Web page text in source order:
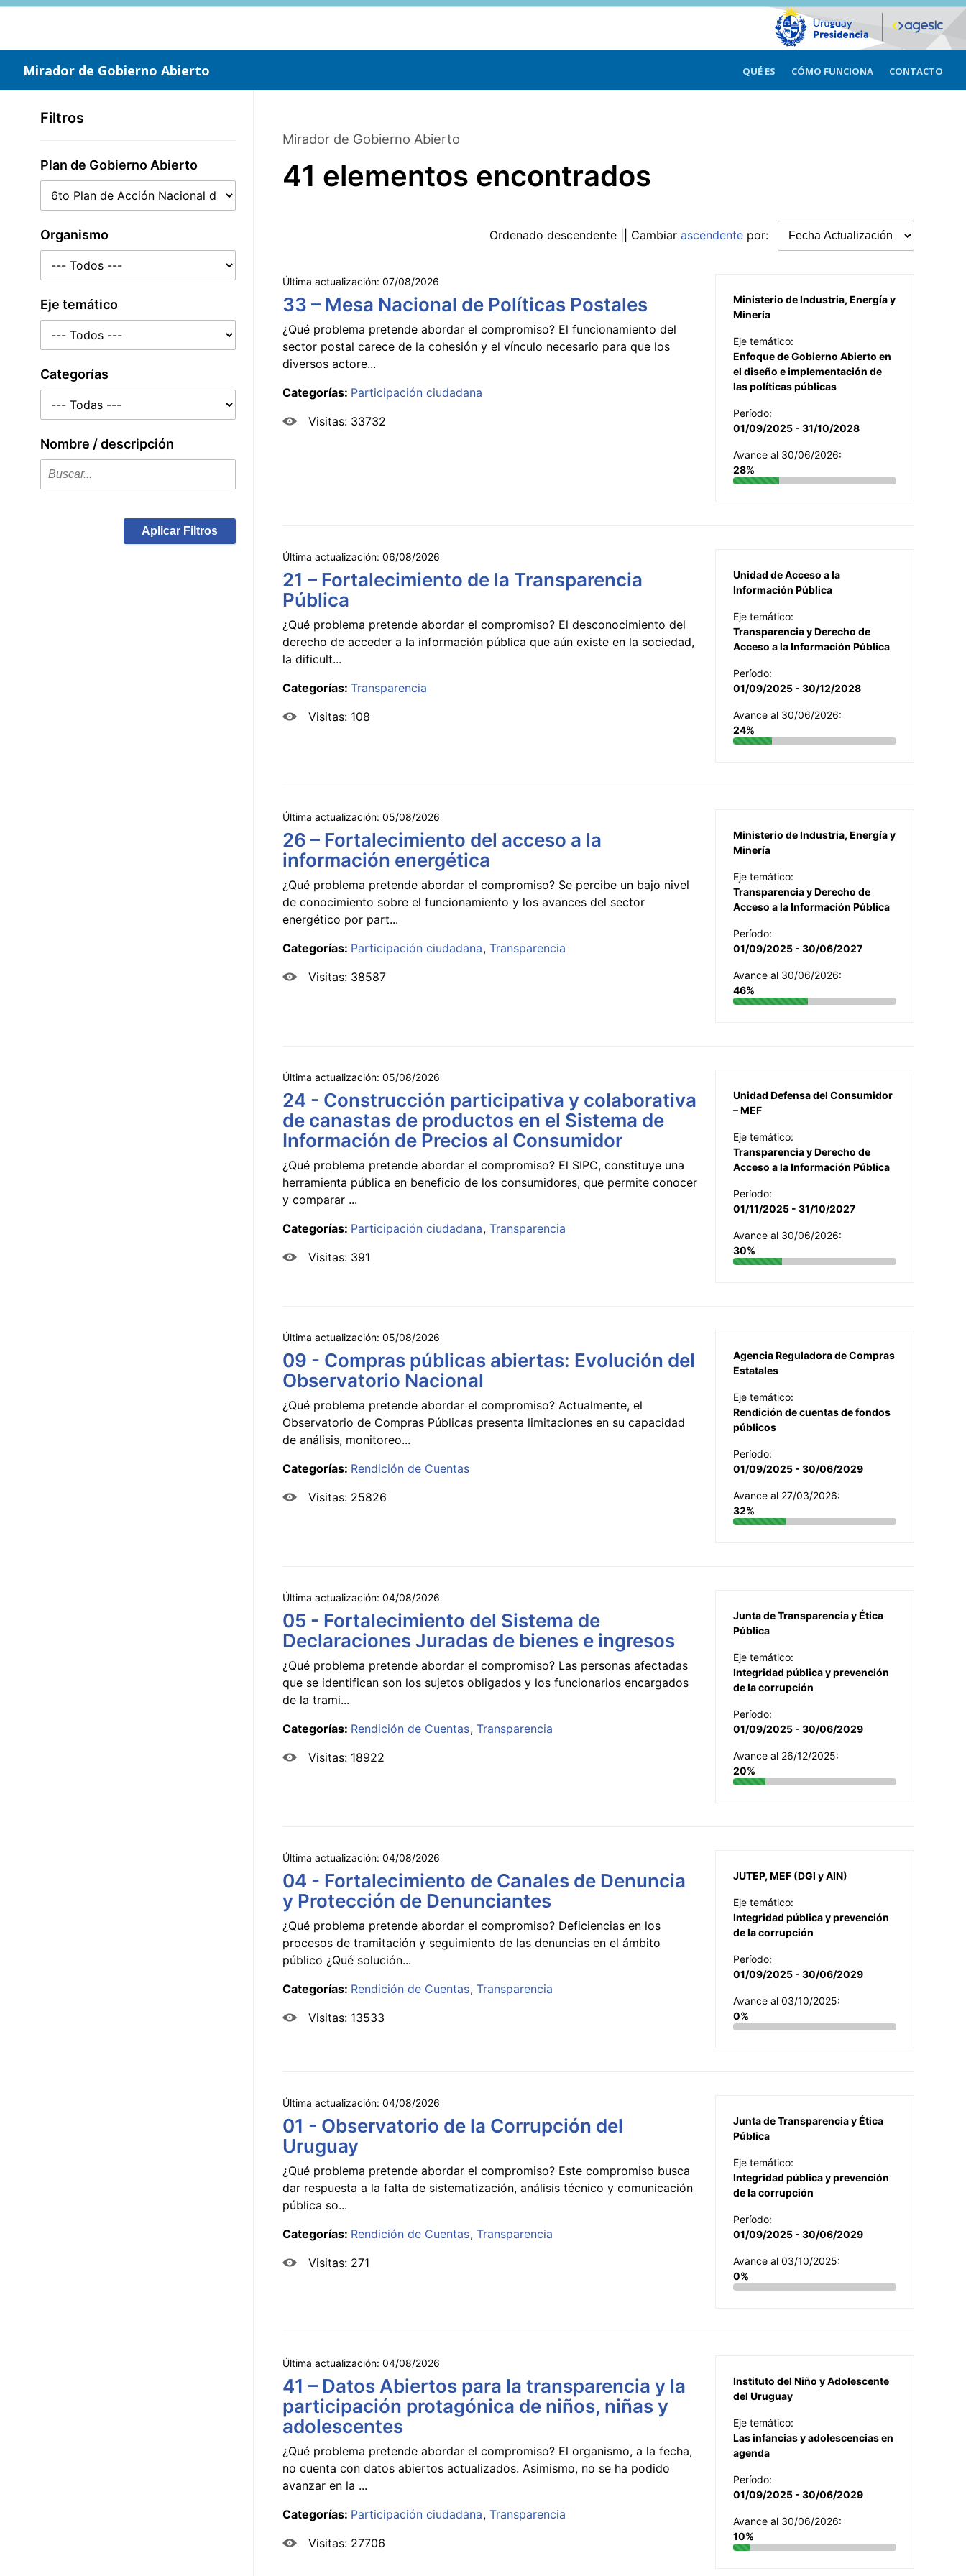
Saltar
Mirador de Gobierno Abierto QUÉ ES CÓMO FUNCIONA CONTACTO
Filtros
Plan de Gobierno Abierto
Organismo
Eje temático
Categorías
Nombre / descripción
Aplicar Filtros
Mirador de Gobierno Abierto
41 elementos encontrados
Ordenado descendente || Cambiar ascendente por:
Última actualización: 07/08/2026
33 – Mesa Nacional de Políticas Postales
¿Qué problema pretende abordar el compromiso? El funcionamiento del
sector postal carece de la cohesión y el vínculo necesario para que los
diversos actore...
Categorías: Participación ciudadana
Visitas: 33732
Ministerio de Industria, Energía y
Minería
Eje temático:
Enfoque de Gobierno Abierto en
el diseño e implementación de
las políticas públicas
Período:
01/09/2025 - 31/10/2028
Avance al 30/06/2026:
28%
Última actualización: 06/08/2026
21 – Fortalecimiento de la Transparencia
Pública
¿Qué problema pretende abordar el compromiso? El desconocimiento del
derecho de acceder a la información pública que aún existe en la sociedad,
la dificult...
Categorías: Transparencia
Visitas: 108
Unidad de Acceso a la
Información Pública
Eje temático:
Transparencia y Derecho de
Acceso a la Información Pública
Período:
01/09/2025 - 30/12/2028
Avance al 30/06/2026:
24%
Última actualización: 05/08/2026
26 – Fortalecimiento del acceso a la
información energética
¿Qué problema pretende abordar el compromiso? Se percibe un bajo nivel
de conocimiento sobre el funcionamiento y los avances del sector
energético por part...
Categorías: Participación ciudadana Transparencia
Visitas: 38587
Ministerio de Industria, Energía y
Minería
Eje temático:
Transparencia y Derecho de
Acceso a la Información Pública
Período:
01/09/2025 - 30/06/2027
Avance al 30/06/2026:
46%
Última actualización: 05/08/2026
24 - Construcción participativa y colaborativa
de canastas de productos en el Sistema de
Información de Precios al Consumidor
¿Qué problema pretende abordar el compromiso? El SIPC, constituye una
herramienta pública en beneficio de los consumidores, que permite conocer
y comparar ...
Categorías: Participación ciudadana Transparencia
Visitas: 391
Unidad Defensa del Consumidor
– MEF
Eje temático:
Transparencia y Derecho de
Acceso a la Información Pública
Período:
01/11/2025 - 31/10/2027
Avance al 30/06/2026:
30%
Última actualización: 05/08/2026
09 - Compras públicas abiertas: Evolución del
Observatorio Nacional
¿Qué problema pretende abordar el compromiso? Actualmente, el
Observatorio de Compras Públicas presenta limitaciones en su capacidad
de análisis, monitoreo...
Categorías: Rendición de Cuentas
Visitas: 25826
Agencia Reguladora de Compras
Estatales
Eje temático:
Rendición de cuentas de fondos
públicos
Período:
01/09/2025 - 30/06/2029
Avance al 27/03/2026:
32%
Última actualización: 04/08/2026
05 - Fortalecimiento del Sistema de
Declaraciones Juradas de bienes e ingresos
¿Qué problema pretende abordar el compromiso? Las personas afectadas
que se identifican son los sujetos obligados y los funcionarios encargados
de la trami...
Categorías: Rendición de Cuentas Transparencia
Visitas: 18922
Junta de Transparencia y Ética
Pública
Eje temático:
Integridad pública y prevención
de la corrupción
Período:
01/09/2025 - 30/06/2029
Avance al 26/12/2025:
20%
Última actualización: 04/08/2026
04 - Fortalecimiento de Canales de Denuncia
y Protección de Denunciantes
¿Qué problema pretende abordar el compromiso? Deficiencias en los
procesos de tramitación y seguimiento de las denuncias en el ámbito
público ¿Qué solución...
Categorías: Rendición de Cuentas Transparencia
Visitas: 13533
JUTEP, MEF (DGI y AIN)
Eje temático:
Integridad pública y prevención
de la corrupción
Período:
01/09/2025 - 30/06/2029
Avance al 03/10/2025:
0%
Última actualización: 04/08/2026
01 - Observatorio de la Corrupción del
Uruguay
¿Qué problema pretende abordar el compromiso? Este compromiso busca
dar respuesta a la falta de sistematización, análisis técnico y comunicación
pública so...
Categorías: Rendición de Cuentas Transparencia
Visitas: 271
Junta de Transparencia y Ética
Pública
Eje temático:
Integridad pública y prevención
de la corrupción
Período:
01/09/2025 - 30/06/2029
Avance al 03/10/2025:
0%
Última actualización: 04/08/2026
41 – Datos Abiertos para la transparencia y la
participación protagónica de niños, niñas y
adolescentes
¿Qué problema pretende abordar el compromiso? El organismo, a la fecha,
no cuenta con datos abiertos actualizados. Asimismo, no se ha podido
avanzar en la ...
Categorías: Participación ciudadana Transparencia
Visitas: 27706
Instituto del Niño y Adolescente
del Uruguay
Eje temático:
Las infancias y adolescencias en
agenda
Período:
01/09/2025 - 30/06/2029
Avance al 30/06/2026:
10%